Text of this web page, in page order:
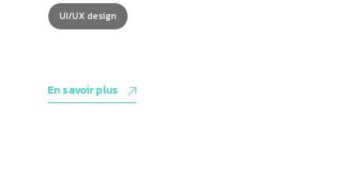
UI/UX design
En savoir plus